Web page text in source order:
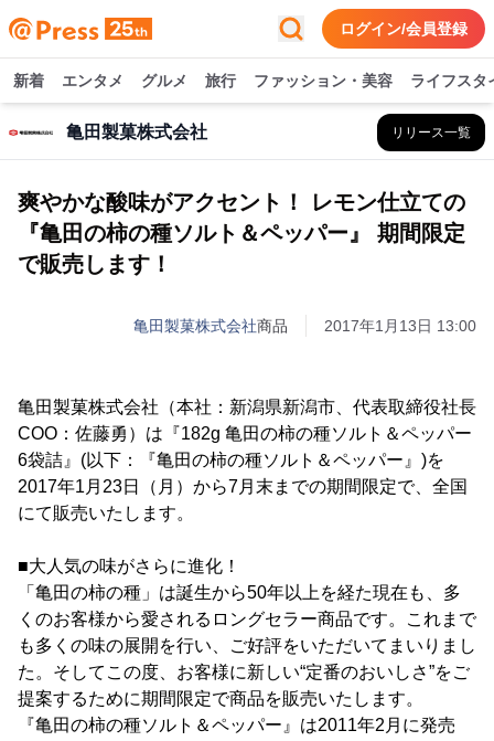
ログイン/会員登録
新着 エンタメ グルメ 旅行 ファッション・美容 ライフスタ
亀田製菓株式会社 リリース一覧
爽やかな酸味がアクセント！ レモン仕立ての
『亀田の柿の種ソルト＆ペッパー』 期間限定
で販売します！
亀田製菓株式会社商品 2017年1月13日 13:00
亀田製菓株式会社（本社：新潟県新潟市、代表取締役社長
COO：佐藤勇）は『182g 亀田の柿の種ソルト＆ペッパー
6袋詰』(以下：『亀田の柿の種ソルト＆ペッパー』)を
2017年1月23日（月）から7月末までの期間限定で、全国
にて販売いたします。
■大人気の味がさらに進化！
「亀田の柿の種」は誕生から50年以上を経た現在も、多
くのお客様から愛されるロングセラー商品です。これまで
も多くの味の展開を行い、ご好評をいただいてまいりまし
た。そしてこの度、お客様に新しい“定番のおいしさ”をご
提案するために期間限定で商品を販売いたします。
『亀田の柿の種ソルト＆ペッパー』は2011年2月に発売